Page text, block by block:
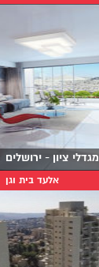
מגדלי ציון - ירושלים
אלעד בית וגן